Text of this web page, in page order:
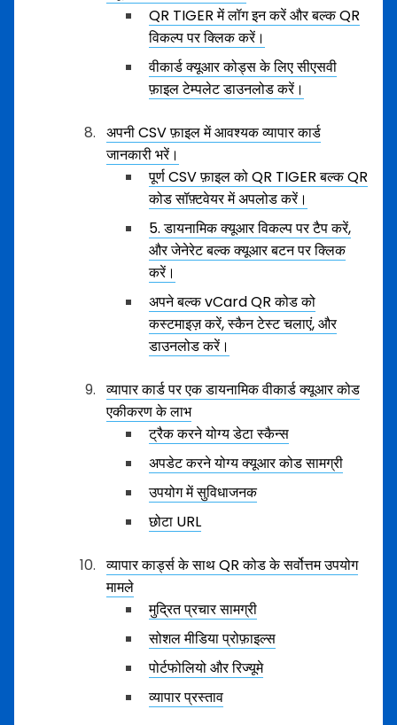
QR TIGER में लॉग इन करें और बल्क QR
विकल्प पर क्लिक करें।
वीकार्ड क्यूआर कोड्स के लिए सीएसवी
फ़ाइल टेम्पलेट डाउनलोड करें।
अपनी CSV फ़ाइल में आवश्यक व्यापार कार्ड
जानकारी भरें।
पूर्ण CSV फ़ाइल को QR TIGER बल्क QR
कोड सॉफ़्टवेयर में अपलोड करें।
5. डायनामिक क्यूआर विकल्प पर टैप करें,
और जेनेरेट बल्क क्यूआर बटन पर क्लिक
करें।
अपने बल्क vCard QR कोड को
कस्टमाइज़ करें, स्कैन टेस्ट चलाएं, और
डाउनलोड करें।
व्यापार कार्ड पर एक डायनामिक वीकार्ड क्यूआर कोड
एकीकरण के लाभ
ट्रैक करने योग्य डेटा स्कैन्स
अपडेट करने योग्य क्यूआर कोड सामग्री
उपयोग में सुविधाजनक
छोटा URL
व्यापार कार्ड्स के साथ QR कोड के सर्वोत्तम उपयोग
मामले
मुद्रित प्रचार सामग्री
सोशल मीडिया प्रोफ़ाइल्स
पोर्टफोलियो और रिज्यूमे
व्यापार प्रस्ताव